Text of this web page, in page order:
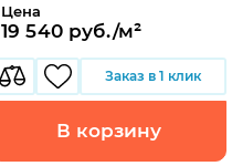
Цена
19 540 руб./м²
Заказ в 1 клик
В корзину